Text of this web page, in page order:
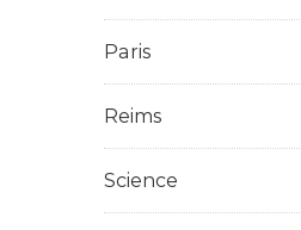
Paris
Reims
Science